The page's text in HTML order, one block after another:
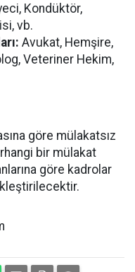
Kondüktör,
vb.
Avukat, Hemşire,
Veteriner Hekim,
göre mülakatsız
bir mülakat
göre kadrolar